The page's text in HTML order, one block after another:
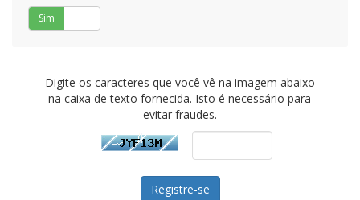
Sim
Digite os caracteres que você vê na imagem abaixo
na caixa de texto fornecida. Isto é necessário para
evitar fraudes.